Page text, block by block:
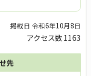
掲載日 令和6年10月8日
アクセス数1163
先